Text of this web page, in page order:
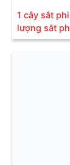
1 cây sắt
lượng sắt